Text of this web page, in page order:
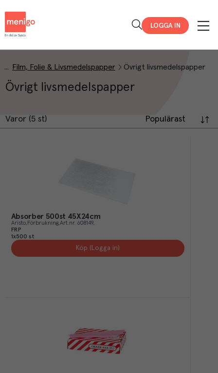
LOGGA IN
Film, Folie & Livsmedelspapper Övrigt livsmedelspapper
Övrigt livsmedelspapper
Varor (5 st) Populärast
Absorber 500st 45X24cm
Aristo Förbrukning Art.nr. 608149
FRP
1x500 st
Köp (Logga in)